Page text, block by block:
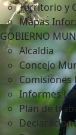
Territorio y
Mapas
GOBIERNO
Alcaldia
Concejo
Comisiones
Informes
Plan de